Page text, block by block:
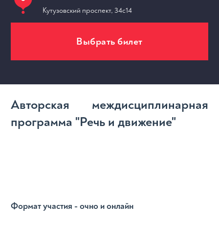
Кутузовский проспект, 34с14
Выбрать билет
Авторская междисциплинарная
программа "Речь и движение"
Формат участия - очно и онлайн